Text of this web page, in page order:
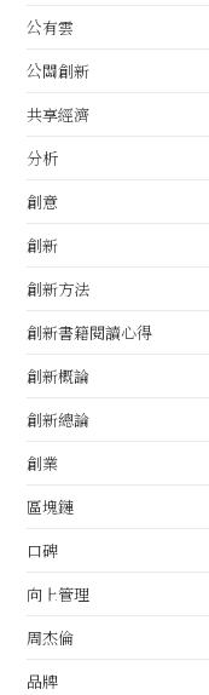
公有雲
公關創新
共享經濟
分析
創意
創新
創新方法
創新書籍閱讀心得
創新概論
創新總論
創業
區塊鏈
口碑
向上管理
周杰倫
品牌